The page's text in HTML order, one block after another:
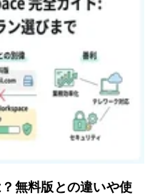
無料版との違いや使